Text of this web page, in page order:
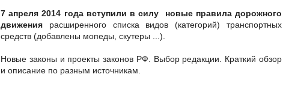
7 апреля 2014 года вступили в силу новые правила дорожного
движения расширенного списка видов (категорий) транспортных
средств (добавлены мопеды, скутеры ...).
Новые законы и проекты законов РФ. Выбор редакции. Краткий обзор
и описание по разным источникам.